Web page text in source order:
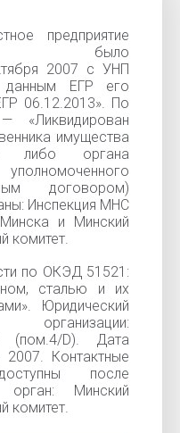
предприятие
было
2007 с УНП
данным ЕГР его
06.12.2013». По
имущества
либо органа
договором)
Инспекция МНС
и Минский
комитет.
по ОКЭД 51521:
сталью и их
Юридический
(пом.4/D). Дата
2007. Контактные
после
орган: Минский
комитет.